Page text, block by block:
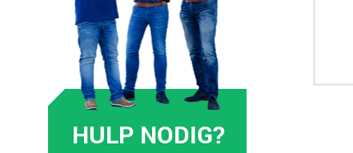
HULP NODIG?